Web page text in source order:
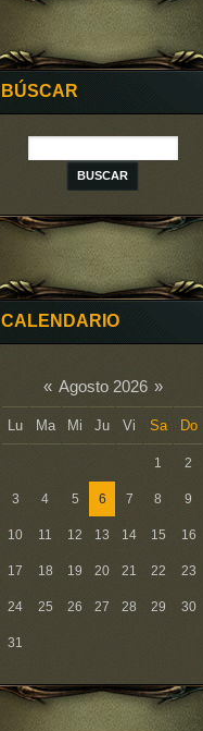
BÚSCAR
CALENDARIO
« Agosto 2026 »
Lu Ma Mi Ju Vi Sa Do
1 2
3 4 5 6 7 8 9
10 11 12 13 14 15 16
17 18 19 20 21 22 23
24 25 26 27 28 29 30
31